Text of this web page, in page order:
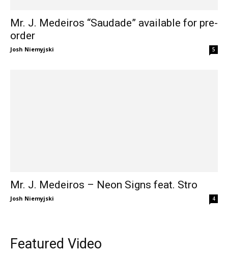
Mr. J. Medeiros “Saudade” available for pre-
order
Josh Niemyjski 5
Mr. J. Medeiros – Neon Signs feat. Stro
Josh Niemyjski 4
Featured Video